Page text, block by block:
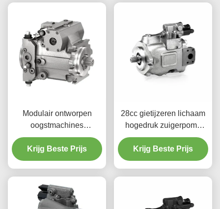
Modulair ontworpen
oogstmachines
zuigerpomp hydraulisch
geruisloos aangepast
kleur
Krijg Beste Prijs
28cc gietijzeren lichaam
hogedruk zuigerpomp
voor oogstmachines
Krijg Beste Prijs